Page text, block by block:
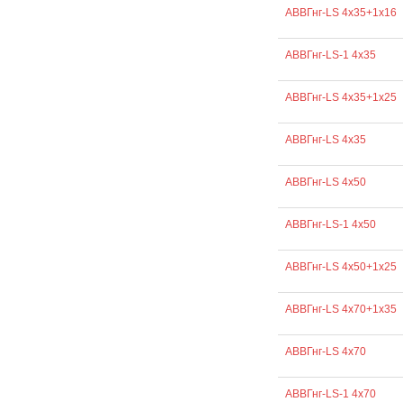
АВВГнг-LS 4х35+1х16
АВВГнг-LS-1 4х35
АВВГнг-LS 4х35+1х25
АВВГнг-LS 4х35
АВВГнг-LS 4х50
АВВГнг-LS-1 4х50
АВВГнг-LS 4х50+1х25
АВВГнг-LS 4х70+1х35
АВВГнг-LS 4х70
АВВГнг-LS-1 4х70